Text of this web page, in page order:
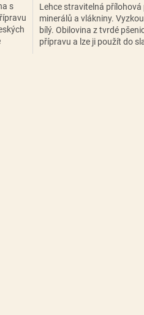
s
Lehce stravitelná
minerálů a vlákniny.
bílý. Obilovina z tvrdé
přípravu a lze ji použít do